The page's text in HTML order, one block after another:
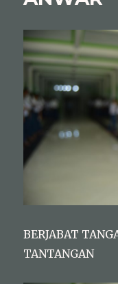
BERJABAT
TANTANGAN